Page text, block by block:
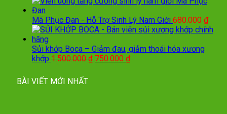
Mã Phục Đan - Hỗ Trợ Sinh Lý Nam Giới 680.000 ₫
Sủi khớp Boca – Giảm đau, giảm thoái hóa xương
khớp 1.500.000₫ Giá
750.000 ₫Giá
BÀI VIẾT MỚI NHẤT